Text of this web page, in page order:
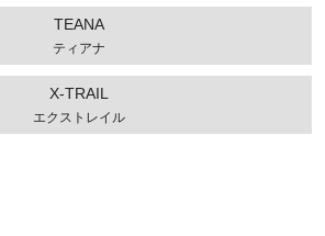
TEANA
ティアナ
X-TRAIL
エクストレイル